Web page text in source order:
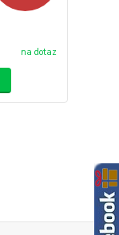
na dotaz